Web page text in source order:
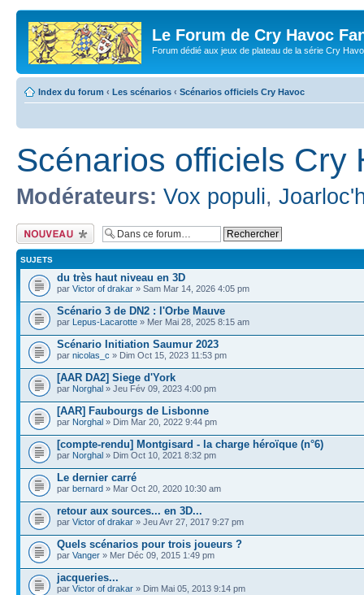
Le Forum de Cry Havoc
Forum dédié aux jeux de plateau de la série Cry
Index du forum ‹ Les scénarios ‹ Scénarios officiels Cry Havoc
Scénarios officiels Cry
Modérateurs: Vox populi,
Écrire un nouveau
sujet
SUJETS
du très haut niveau en 3D
par Victor of drakar » Sam Mar 14, 2026 4:05 pm
Scénario 3 de DN2 : l'Orbe Mauve
par Lepus-Lacarotte » Mer Mai 28, 2025 8:15 am
Scénario Initiation Saumur 2023
par nicolas_c » Dim Oct 15, 2023 11:53 pm
[AAR DA2] Siege d'York
par Norghal » Jeu Fév 09, 2023 4:00 pm
[AAR] Faubourgs de Lisbonne
par Norghal » Dim Mar 20, 2022 9:44 pm
[compte-rendu] Montgisard - la charge héroïque (n°6)
par Norghal » Dim Oct 10, 2021 8:32 pm
Le dernier carré
par bernard » Mar Oct 20, 2020 10:30 am
retour aux sources... en 3D...
par Victor of drakar » Jeu Avr 27, 2017 9:27 pm
Quels scénarios pour trois joueurs ?
par Vanger » Mer Déc 09, 2015 1:49 pm
jacqueries...
par Victor of drakar » Dim Mai 05, 2013 9:14 pm